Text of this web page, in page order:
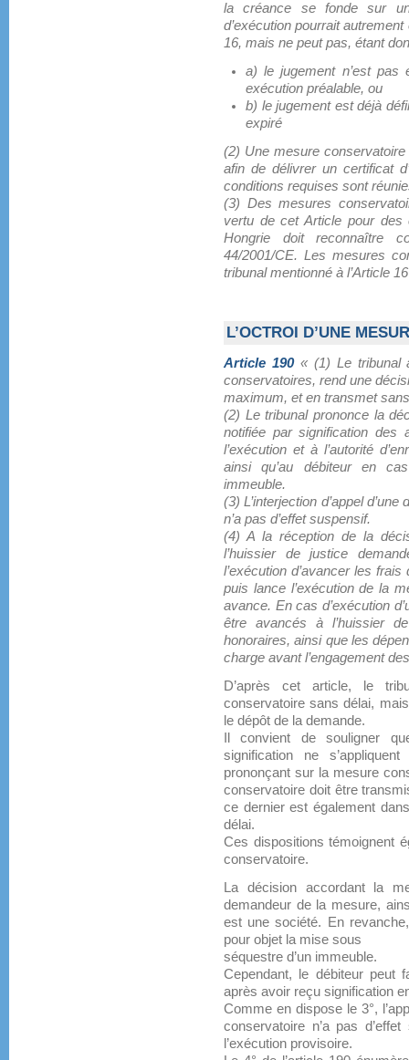
la créance se fonde sur
d’exécution pourrait
16, mais ne peut pas, étant
a) le jugement n’est pas
exécution préalable, ou
b) le jugement est déjà
expiré
(2) Une mesure
afin de délivrer un certificat
conditions requises sont
(3) Des mesures
vertu de cet Article pour des
Hongrie doit reconnaître
44/2001/CE. Les mesures
tribunal mentionné à l’Article
L’OCTROI D’UNE
Article 190« (1) Le tribunal
conservatoires, rend une
maximum, et en transmet
(2) Le tribunal prononce la
notifiée par signification des
l’exécution et à l’autorité
ainsi qu’au débiteur en
immeuble.
(3) L’interjection d’appel
n’a pas d’effet suspensif.
(4) A la réception de la
l’huissier de justice
l’exécution d’avancer les
puis lance l’exécution de la
avance. En cas d’exécution
être avancés à l’huissier
honoraires, ainsi que les
charge avant l’engagement
D’après cet article, le
conservatoire sans délai,
le dépôt de la demande.
Il convient de souligner
signification ne
prononçant sur la mesure
conservatoire doit être
ce dernier est également
délai.
Ces dispositions témoignent
conservatoire.
La décision accordant la
demandeur de la mesure,
est une société. En
pour objet la mise sous
séquestre d’un immeuble.
Cependant, le débiteur peut
après avoir reçu signification
Comme en dispose le 3°,
conservatoire n’a pas
l’exécution provisoire.